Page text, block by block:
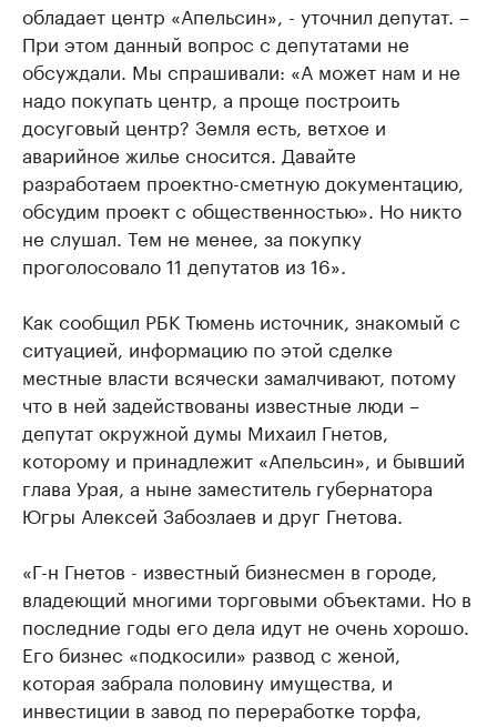
обладает центр «Апельсин», - уточнил депутат. –
При этом данный вопрос с депутатами не
обсуждали. Мы спрашивали: «А может нам и не
надо покупать центр, а проще построить
досуговый центр? Земля есть, ветхое и
аварийное жилье сносится. Давайте
разработаем проектно-сметную документацию,
обсудим проект с общественностью». Но никто
не слушал. Тем не менее, за покупку
проголосовало 11 депутатов из 16».
Как сообщил РБК Тюмень источник, знакомый с
ситуацией, информацию по этой сделке
местные власти всячески замалчивают, потому
что в ней задействованы известные люди –
депутат окружной думы Михаил Гнетов,
которому и принадлежит «Апельсин», и бывший
глава Урая, а ныне заместитель губернатора
Югры Алексей Забозлаев и друг Гнетова.
«Г-н Гнетов - известный бизнесмен в городе,
владеющий многими торговыми объектами. Но в
последние годы его дела идут не очень хорошо.
Его бизнес «подкосили» развод с женой,
которая забрала половину имущества, и
инвестиции в завод по переработке торфа,